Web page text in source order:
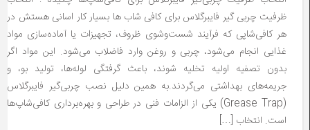
ظرفیت چربی گیر فایبرگلاس برای کافی شاب ها بسیار کار اسانی هستش در
هر کافی‌شاپی که فرآیند شست‌وشوی ظروف، تجهیزات یا آماده‌سازی مواد
غذایی انجام می‌شود، چربی و روغن وارد فاضلاب می‌شود. این مواد اگر
بدون تصفیه اولیه تخلیه شوند، باعث گرفتگی لوله‌ها، تولید بو، و
جریمه‌های بهداشتی می‌گردند.به همین دلیل نصب چربی‌گیر فایبرگلاس
(Grease Trap) یکی از الزامات فنی در طراحی و بهره‌برداری کافی‌شاپ‌ها
است. انتخاب […]